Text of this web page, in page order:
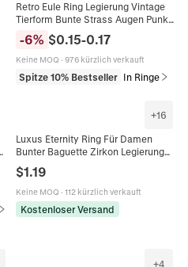
Retro Eule Ring Legierung Vintage
Tierform Bunte Strass Augen Punk
Gothic Schmuck Für Herren Damen
Mode Accessoire
-6% $0.15-0.17
Keine MOQ · 976 kürzlich verkauft
Spitze 10% Bestseller In Ringe
+16
Luxus Eternity Ring Für Damen
Bunter Baguette Zirkon Legierung
Vollkreis Funkelnder Strass Party
Modeschmuck
$1.19
Keine MOQ · 112 kürzlich verkauft
Kostenloser Versand
+4